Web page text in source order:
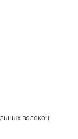
волокон,